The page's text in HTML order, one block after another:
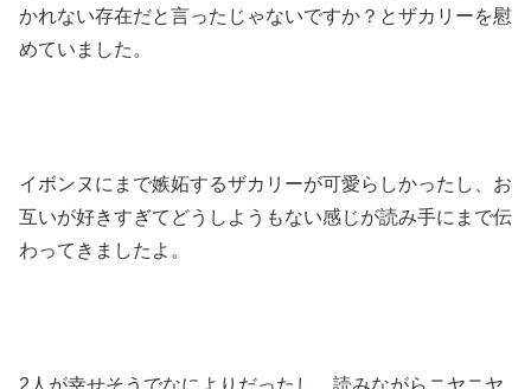
かれない存在だと言ったじゃないですか？とザカリーを慰
めていました。
イボンヌにまで嫉妬するザカリーが可愛らしかったし、お
互いが好きすぎてどうしようもない感じが読み手にまで伝
わってきましたよ。
2人が幸せそうでなによりだったし、読みながらニヤニヤ